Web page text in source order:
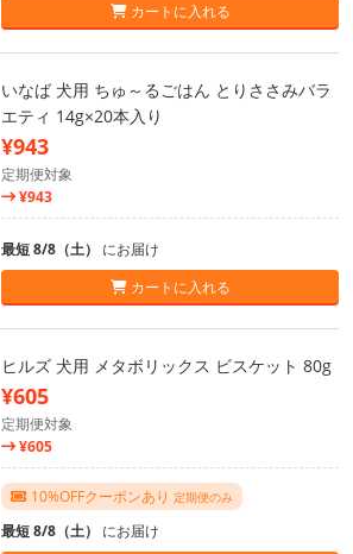
カートに入れる
いなば 犬用 ちゅ～るごはん とりささみバラ
エティ 14g×20本入り
¥943
定期便対象
¥943
最短 8/8（土） にお届け
カートに入れる
ヒルズ 犬用 メタボリックス ビスケット 80g
¥605
定期便対象
¥605
10%OFFクーポンあり 定期便のみ
最短 8/8（土） にお届け